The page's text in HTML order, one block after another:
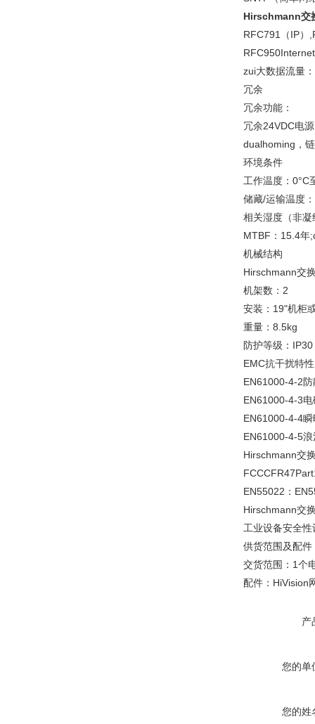
Hirschmann交
RFC791（IP）
zui大数据流量
冗余
冗余功能：
冗余24VDC电
dualhoming，
环境条件
工作温度：0°C
储藏/运输温度
相关湿度（非
MTBF：15.4年
机械结构
Hirschmann交
机架数：2
安装：19"机柜
重量：8.5kg
防护等级：IP30
EMC抗干扰特性
EN61000-4-2
EN61000-4-3
EN61000-4-4
EN61000-4-5
Hirschmann交
EN55022：
Hirschmann交
工业设备安全
供货范围及配件
交货范围：1个
配件：HiVision
产
您的单
您的姓